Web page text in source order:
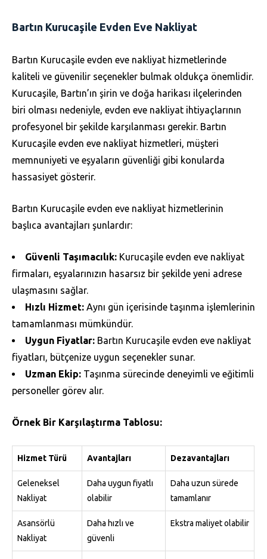
Bartın Kurucaşile Evden Eve Nakliyat
Bartın Kurucaşile evden eve nakliyat hizmetlerinde
kaliteli ve güvenilir seçenekler bulmak oldukça önemlidir.
Kurucaşile, Bartın’ın şirin ve doğa harikası ilçelerinden
biri olması nedeniyle, evden eve nakliyat ihtiyaçlarının
profesyonel bir şekilde karşılanması gerekir. Bartın
Kurucaşile evden eve nakliyat hizmetleri, müşteri
memnuniyeti ve eşyaların güvenliği gibi konularda
hassasiyet gösterir.
Bartın Kurucaşile evden eve nakliyat hizmetlerinin
başlıca avantajları şunlardır:
Güvenli Taşımacılık: Kurucaşile evden eve nakliyat
firmaları, eşyalarınızın hasarsız bir şekilde yeni adrese
ulaşmasını sağlar.
Hızlı Hizmet: Aynı gün içerisinde taşınma işlemlerinin
tamamlanması mümkündür.
Uygun Fiyatlar: Bartın Kurucaşile evden eve nakliyat
fiyatları, bütçenize uygun seçenekler sunar.
Uzman Ekip: Taşınma sürecinde deneyimli ve eğitimli
personeller görev alır.
Örnek Bir Karşılaştırma Tablosu:
Hizmet Türü Avantajları Dezavantajları
Geleneksel
Nakliyat
Daha uygun fiyatlı
olabilir
Daha uzun sürede
tamamlanır
Asansörlü
Nakliyat
Daha hızlı ve
güvenli
Ekstra maliyet olabilir